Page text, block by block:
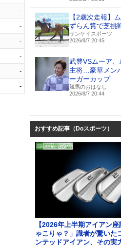
-
-
-
-
-
-
【2歳次走報】
ずらん賞で芝挑
サンケイスポーツ
2026/8/7 20:45
武豊VSムーア、
主将…豪華メン
ーガーカップ
競馬のおはなし
2026/8/7 20:44
おすすめ記事（Doスポーツ）
【2026年上半期アイアン
ゃこりゃ？」識者が驚いた
ンテッドアイアン、その実